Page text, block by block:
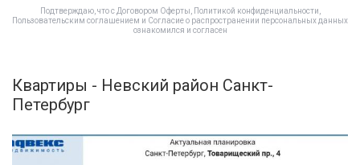
Подтверждаю, что с Договором Оферты Политикой конфиденциальности
Пользовательским соглашением и Согласие о распространении персональных данных
ознакомился и согласен
Квартиры - Невский район Санкт-
Петербург